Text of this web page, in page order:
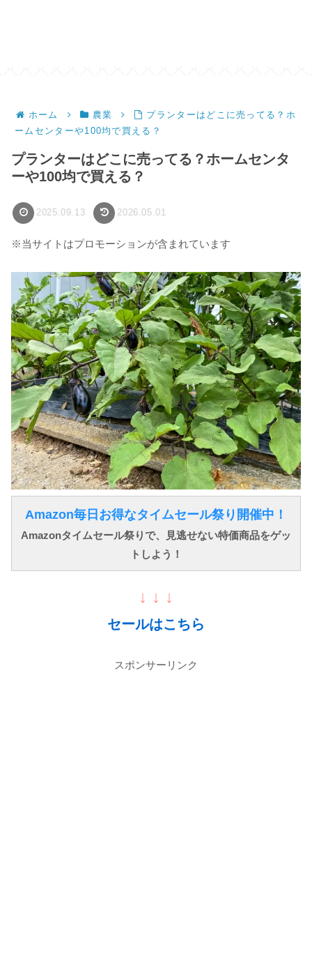
ホーム 農業
プランターはどこに売ってる？ホ
ームセンターや100均で買える？
プランターはどこに売ってる？ホームセンタ
ーや100均で買える？
2025.09.13 2026.05.01
※当サイトはプロモーションが含まれています
Amazon毎日お得なタイムセール祭り開催中！
Amazonタイムセール祭りで、見逃せない特価商品をゲッ
トしよう！
↓ ↓ ↓
セールはこちら
スポンサーリンク